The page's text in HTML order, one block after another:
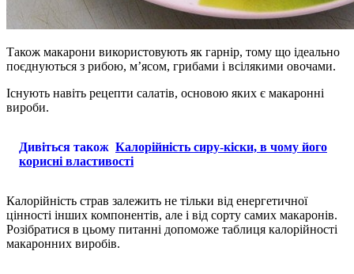
Також макарони використовують як гарнір, тому що ідеально
поєднуються з рибою, м’ясом, грибами і всілякими овочами.
Існують навіть рецепти салатів, основою яких є макаронні
вироби.
Дивіться також Калорійність сиру-кіски, в чому його
корисні властивості
Калорійність страв залежить не тільки від енергетичної
цінності інших компонентів, але і від сорту самих макаронів.
Розібратися в цьому питанні допоможе таблиця калорійності
макаронних виробів.